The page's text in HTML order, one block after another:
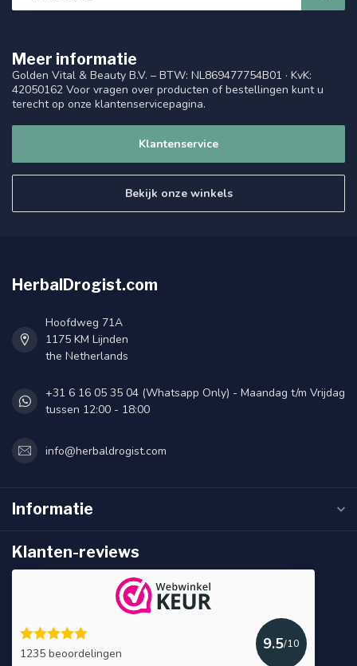
Meer informatie
Golden Vital & Beauty B.V. – BTW: NL869477754B01 · KvK:
42050162 Voor vragen over producten of bestellingen kunt u
terecht op onze klantenservicepagina.
Klantenservice
Bekijk onze winkels
HerbalDrogist.com
Hoofdweg 71A
1175 KM Lijnden
the Netherlands
+31 6 16 05 35 04 (Whatsapp Only) - Maandag t/m Vrijdag
tussen 12:00 - 18:00
info@herbaldrogist.com
Informatie
Klanten-reviews
1235 beoordelingen
9.5/10